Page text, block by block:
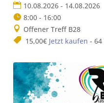
10.08.2026 - 14.08.2026
8:00 - 16:00
Offener Treff B28
15,00€ Jetzt kaufen -